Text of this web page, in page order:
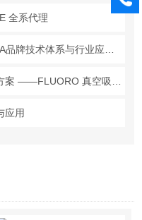
全系代理
流体设备制造积淀：日本YAMADA品牌技术体系与行业应用解析
精密制造场景下的真空吸附解决方案 ——FLUORO 真空吸笔头技术解析
应用